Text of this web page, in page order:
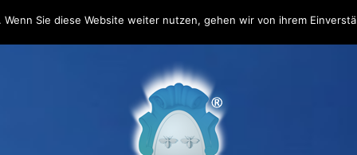
Sie diese Website weiter nutzen, gehen wir von ihrem